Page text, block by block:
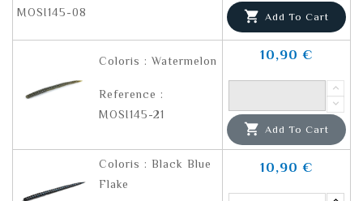
MOSI145-08
 Add To Cart
Coloris : Watermelon
Reference :
MOSI145-21
10,90 €
 Add To Cart
Coloris : Black Blue
Flake
10,90 €